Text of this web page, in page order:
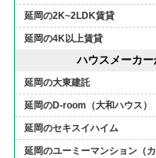
延岡の2K~2LDK賃貸
延岡の4K以上賃貸
ハウスメーカ
延岡の大東建託
延岡のD-room（大和ハウス）
延岡のセキスイハイム
延岡のユーミーマンション（カ